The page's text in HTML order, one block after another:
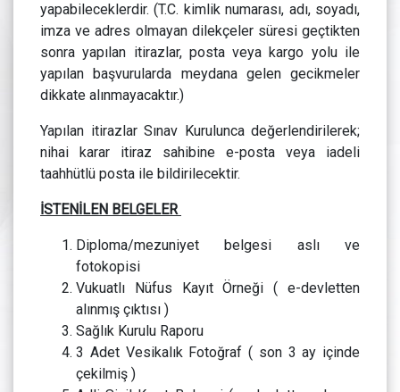
yapabileceklerdir. (T.C. kimlik numarası, adı, soyadı,
imza ve adres olmayan dilekçeler süresi geçtikten
sonra yapılan itirazlar, posta veya kargo yolu ile
yapılan başvurularda meydana gelen gecikmeler
dikkate alınmayacaktır.)
Yapılan itirazlar Sınav Kurulunca değerlendirilerek;
nihai karar itiraz sahibine e-posta veya iadeli
taahhütlü posta ile bildirilecektir.
İSTENİLEN BELGELER
Diploma/mezuniyet belgesi aslı ve
fotokopisi
Vukuatlı Nüfus Kayıt Örneği ( e-devletten
alınmış çıktısı )
Sağlık Kurulu Raporu
3 Adet Vesikalık Fotoğraf ( son 3 ay içinde
çekilmiş )